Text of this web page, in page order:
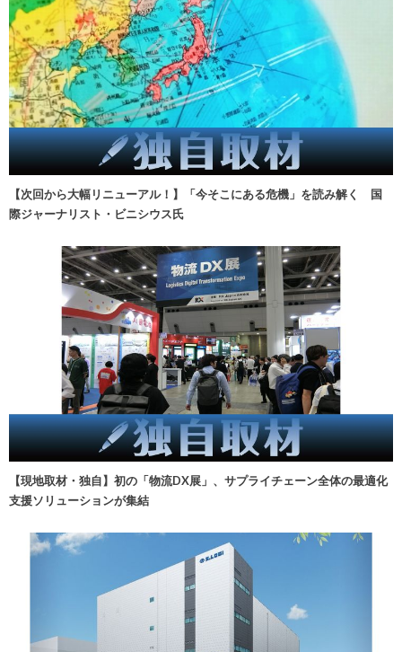
【次回から大幅リニューアル！】「今そこにある危機」を読み解く 国
際ジャーナリスト・ビニシウス氏
【現地取材・独自】初の「物流DX展」、サプライチェーン全体の最適化
支援ソリューションが集結